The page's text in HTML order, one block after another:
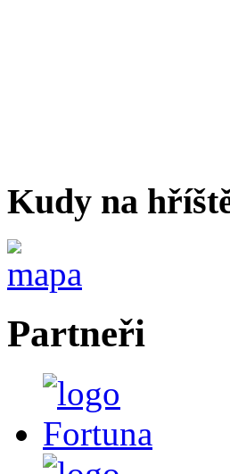
Kudy na
Partneři